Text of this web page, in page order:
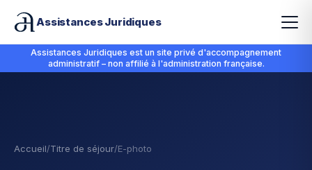
Assistances Juridiques
Assistances Juridiques est un site privé d'accompagnement
administratif – non affilié à l'administration française.
Accueil/Titre de séjour/E-photo